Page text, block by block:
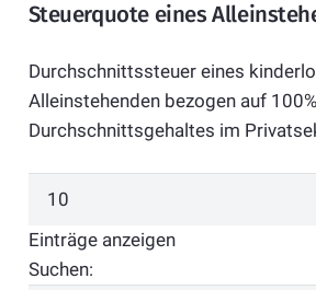
Steuerquote eines
Durchschnittssteuer eines
Alleinstehenden bezogen auf
Durchschnittsgehaltes im
Einträge anzeigen
Suchen: